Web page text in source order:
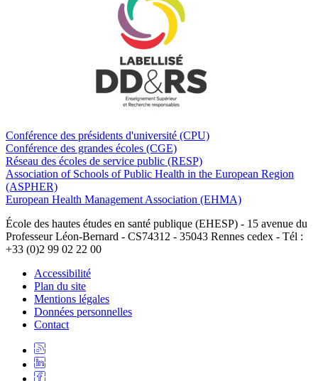
Conférence des présidents d'université (CPU)
Conférence des grandes écoles (CGE)
Réseau des écoles de service public (RESP)
Association of Schools of Public Health in the European Region
(ASPHER)
European Health Management Association (EHMA)
École des hautes études en santé publique (EHESP) - 15 avenue du
Professeur Léon-Bernard - CS74312 - 35043 Rennes cedex - Tél :
+33 (0)2 99 02 22 00
Accessibilité
Plan du site
Mentions légales
Données personnelles
Contact